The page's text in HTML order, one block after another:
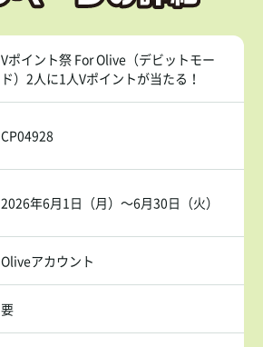
Vポイント祭 For Olive（デビットモー
ド）2人に1人Vポイントが当たる！
CP04928
2026年6月1日（月）～6月30日（火）
Oliveアカウント
要